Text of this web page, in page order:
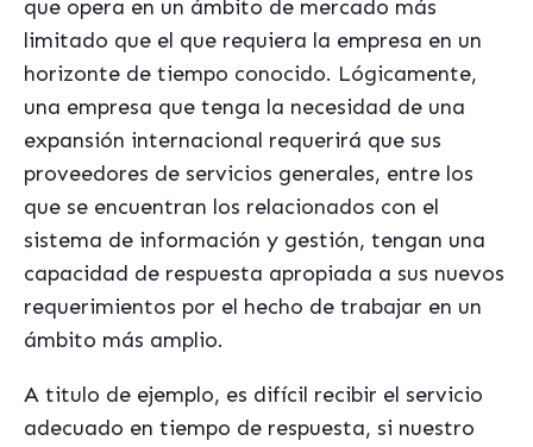
que opera en un ámbito de mercado más
limitado que el que requiera la empresa en un
horizonte de tiempo conocido. Lógicamente,
una empresa que tenga la necesidad de una
expansión internacional requerirá que sus
proveedores de servicios generales, entre los
que se encuentran los relacionados con el
sistema de información y gestión, tengan una
capacidad de respuesta apropiada a sus nuevos
requerimientos por el hecho de trabajar en un
ámbito más amplio.
A titulo de ejemplo, es difícil recibir el servicio
adecuado en tiempo de respuesta, si nuestro